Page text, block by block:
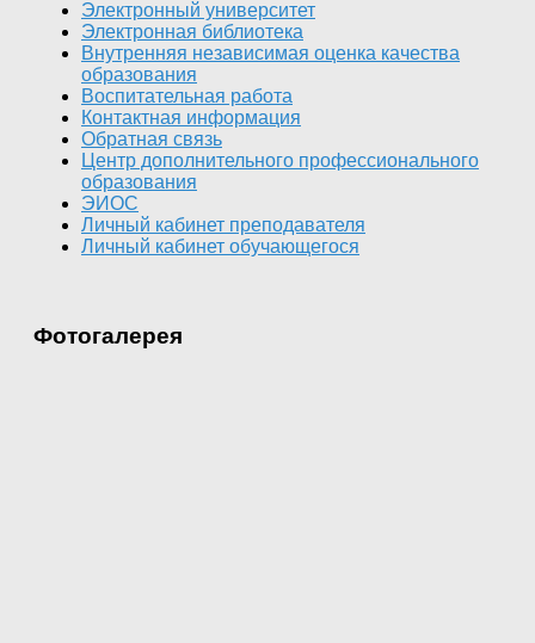
Электронный университет
Электронная библиотека
Внутренняя независимая оценка качества
образования
Воспитательная работа
Контактная информация
Обратная связь
Центр дополнительного профессионального
образования
ЭИОС
Личный кабинет преподавателя
Личный кабинет обучающегося
Фотогалерея